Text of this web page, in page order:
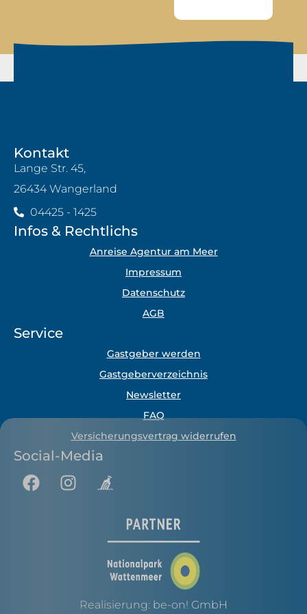
Kontakt
Lange Str. 45,
26434 Wangerland
04425 - 1425
Infos & Rechtlichs
Anreise Agentur am Meer
Impressum
Datenschutz
AGB
Service
Gastgeber werden
Gastgeberverzeichnis
Newsletter
FAQ
Versicherungsvertrag widerrufen
Social-Media
Realisierung: be-on! GmbH